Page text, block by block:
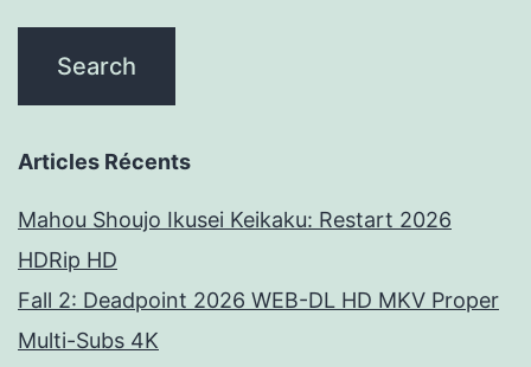
Articles Récents
Mahou Shoujo Ikusei Keikaku: Restart 2026
HDRip HD
Fall 2: Deadpoint 2026 WEB-DL HD MKV Proper
Multi-Subs 4K